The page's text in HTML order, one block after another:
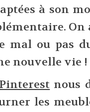
à son
On
mal ou pas
nouvelle vie !
Pinterest nous
les